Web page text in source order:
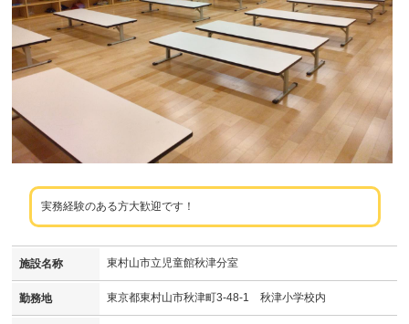
実務経験のある方大歓迎です！
施設名称 東村山市立児童館秋津分室
勤務地 東京都東村山市秋津町3-48-1 秋津小学校内